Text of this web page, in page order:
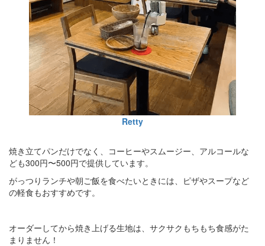
Retty
焼き立てパンだけでなく、コーヒーやスムージー、アルコールな
ども300円〜500円で提供しています。
がっつりランチや朝ご飯を食べたいときには、ピザやスープなど
の軽食もおすすめです。
オーダーしてから焼き上げる生地は、サクサクもちもち食感がた
まりません！